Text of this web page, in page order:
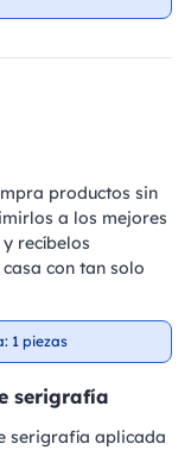
productos sin
a los mejores
recíbelos
con tan solo
1 piezas
serigrafía
serigrafía aplicada